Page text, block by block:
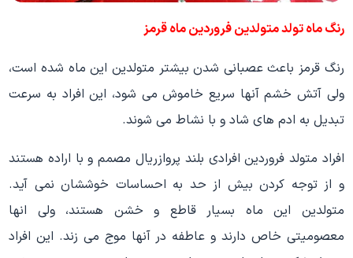
رنگ ماه تولد متولدین فروردین ماه قرمز
رنگ قرمز باعث عصبانی شدن بیشتر متولدین این ماه شده است،
ولی آتش خشم آنها سریع خاموش می شود، این افراد به سرعت
تبدیل به ادم های شاد و با نشاط می شوند.
افراد متولد فروردین افرادی بلند پروازريال مصمم و با اراده هستند
و از توجه کردن بیش از حد به احساسات خوششان نمی آید.
متولدین این ماه بسیار قاطع و خشن هستند، ولی انها
معصومیتی خاص دارند و عاطفه در آنها موج می زند. این افراد